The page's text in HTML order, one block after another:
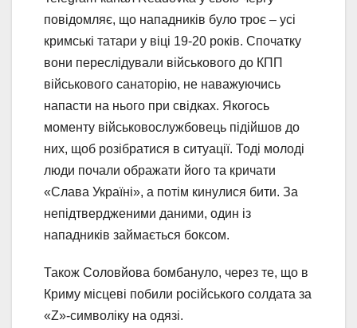
повідомляє, що нападників було троє – усі
кримські татари у віці 19-20 років. Спочатку
вони переслідували військового до КПП
військового санаторію, не наважуючись
напасти на нього при свідках. Якогось
моменту військовослужбовець підійшов до
них, щоб розібратися в ситуації. Тоді молоді
люди почали ображати його та кричати
«Слава Україні», а потім кинулися бити. За
непідтвердженими даними, один із
нападників займається боксом.
Також Соловйова бомбануло, через те, що в
Криму місцеві побили російського солдата за
«Z»-символіку на одязі.